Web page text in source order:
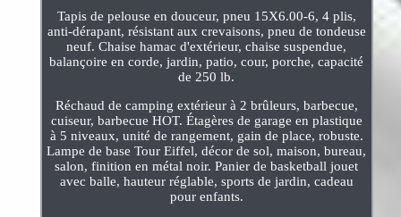
Tapis de pelouse en douceur, pneu 15X6.00-6, 4 plis,
anti-dérapant, résistant aux crevaisons, pneu de tondeuse
neuf. Chaise hamac d'extérieur, chaise suspendue,
balançoire en corde, jardin, patio, cour, porche, capacité
de 250 lb.
Réchaud de camping extérieur à 2 brûleurs, barbecue,
cuiseur, barbecue HOT. Étagères de garage en plastique
à 5 niveaux, unité de rangement, gain de place, robuste.
Lampe de base Tour Eiffel, décor de sol, maison, bureau,
salon, finition en métal noir. Panier de basketball jouet
avec balle, hauteur réglable, sports de jardin, cadeau
pour enfants.